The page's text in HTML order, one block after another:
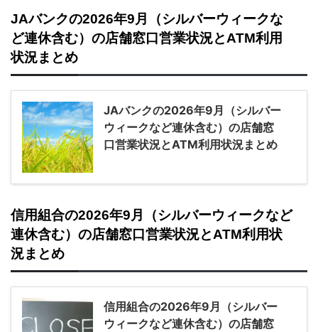
JAバンクの2026年9月（シルバーウィークな
ど連休含む）の店舗窓口営業状況とATM利用
状況まとめ
JAバンクの2026年9月（シルバー
ウィークなど連休含む）の店舗窓
口営業状況とATM利用状況まとめ
信用組合の2026年9月（シルバーウィークなど
連休含む）の店舗窓口営業状況とATM利用状
況まとめ
信用組合の2026年9月（シルバー
ウィークなど連休含む）の店舗窓